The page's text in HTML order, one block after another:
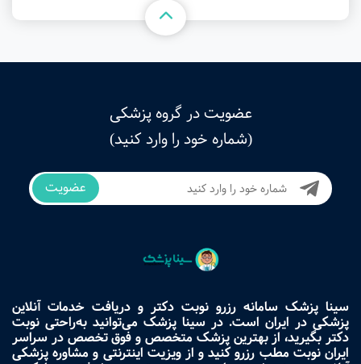
عضویت در گروه پزشکی
(شماره خود را وارد کنید)
عضویت
سینا پزشک سامانه رزرو نوبت دکتر و دریافت خدمات آنلاین
پزشکی در ایران است. در سینا پزشک می‌توانید به‌راحتی نوبت
دکتر بگیرید، از بهترین پزشک متخصص و فوق تخصص در سراسر
ایران نوبت مطب رزرو کنید و از ویزیت اینترنتی و مشاوره پزشکی